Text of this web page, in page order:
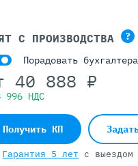
Atlas
С GPU
С ПРОИЗВОДСТВА
?
Порадовать бухгалтера
40 888 ₽
996 НДС
Получить КП
Гарантия 5 лет с выездом